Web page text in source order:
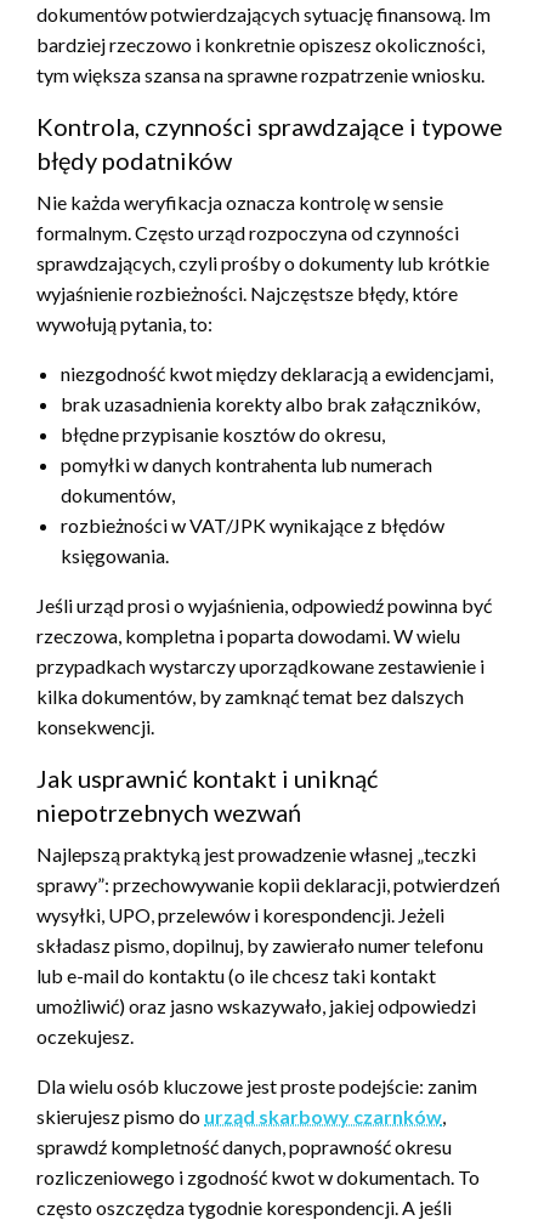
dokumentów potwierdzających sytuację finansową. Im
bardziej rzeczowo i konkretnie opiszesz okoliczności,
tym większa szansa na sprawne rozpatrzenie wniosku.
Kontrola, czynności sprawdzające i typowe
błędy podatników
Nie każda weryfikacja oznacza kontrolę w sensie
formalnym. Często urząd rozpoczyna od czynności
sprawdzających, czyli prośby o dokumenty lub krótkie
wyjaśnienie rozbieżności. Najczęstsze błędy, które
wywołują pytania, to:
niezgodność kwot między deklaracją a ewidencjami,
brak uzasadnienia korekty albo brak załączników,
błędne przypisanie kosztów do okresu,
pomyłki w danych kontrahenta lub numerach
dokumentów,
rozbieżności w VAT/JPK wynikające z błędów
księgowania.
Jeśli urząd prosi o wyjaśnienia, odpowiedź powinna być
rzeczowa, kompletna i poparta dowodami. W wielu
przypadkach wystarczy uporządkowane zestawienie i
kilka dokumentów, by zamknąć temat bez dalszych
konsekwencji.
Jak usprawnić kontakt i uniknąć
niepotrzebnych wezwań
Najlepszą praktyką jest prowadzenie własnej „teczki
sprawy”: przechowywanie kopii deklaracji, potwierdzeń
wysyłki, UPO, przelewów i korespondencji. Jeżeli
składasz pismo, dopilnuj, by zawierało numer telefonu
lub e-mail do kontaktu (o ile chcesz taki kontakt
umożliwić) oraz jasno wskazywało, jakiej odpowiedzi
oczekujesz.
Dla wielu osób kluczowe jest proste podejście: zanim
skierujesz pismo do urząd skarbowy czarnków
sprawdź kompletność danych, poprawność okresu
rozliczeniowego i zgodność kwot w dokumentach. To
często oszczędza tygodnie korespondencji. A jeśli